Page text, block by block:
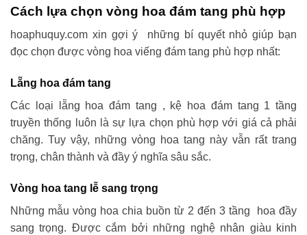
Cách lựa chọn vòng hoa đám tang phù hợp
hoaphuquy.com xin gợi ý những bí quyết nhỏ giúp bạn
đọc chọn được vòng hoa viếng đám tang phù hợp nhất:
Lẵng hoa đám tang
Các loại lẵng hoa đám tang , kệ hoa đám tang 1 tầng
truyền thống luôn là sự lựa chọn phù hợp với giá cả phải
chăng. Tuy vậy, những vòng hoa tang này vẫn rất trang
trọng, chân thành và đầy ý nghĩa sâu sắc.
Vòng hoa tang lễ sang trọng
Những mẫu vòng hoa chia buồn từ 2 đến 3 tầng hoa đầy
sang trọng. Được cắm bởi những nghệ nhân giàu kinh